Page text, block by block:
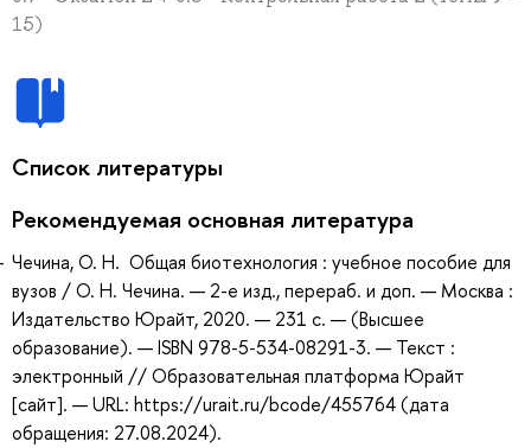
15)
Список литературы
Рекомендуемая основная литература
Чечина, О. Н. Общая биотехнология : учебное пособие для
вузов / О. Н. Чечина. — 2-е изд., перераб. и доп. — Москва :
Издательство Юрайт, 2020. — 231 с. — (Высшее
образование). — ISBN 978-5-534-08291-3. — Текст :
электронный // Образовательная платформа Юрайт
[сайт]. — URL: https://urait.ru/bcode/455764 (дата
обращения: 27.08.2024).